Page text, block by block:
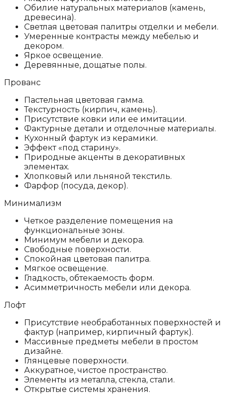
Обилие натуральных материалов (камень,
древесина).
Светлая цветовая палитры отделки и мебели.
Умеренные контрасты между мебелью и
декором.
Яркое освещение.
Деревянные, дощатые полы.
Прованс
Пастельная цветовая гамма.
Текстурность (кирпич, камень).
Присутствие ковки или ее имитации.
Фактурные детали и отделочные материалы.
Кухонный фартук из керамики.
Эффект «под старину».
Природные акценты в декоративных
элементах.
Хлопковый или льняной текстиль.
Фарфор (посуда, декор).
Минимализм
Четкое разделение помещения на
функциональные зоны.
Минимум мебели и декора.
Свободные поверхности.
Спокойная цветовая палитра.
Мягкое освещение.
Гладкость, обтекаемость форм.
Асимметричность мебели или декора.
Лофт
Присутствие необработанных поверхностей и
фактур (например, кирпичный фартук).
Массивные предметы мебели в простом
дизайне.
Глянцевые поверхности.
Аккуратное, чистое пространство.
Элементы из металла, стекла, стали.
Открытые системы хранения.